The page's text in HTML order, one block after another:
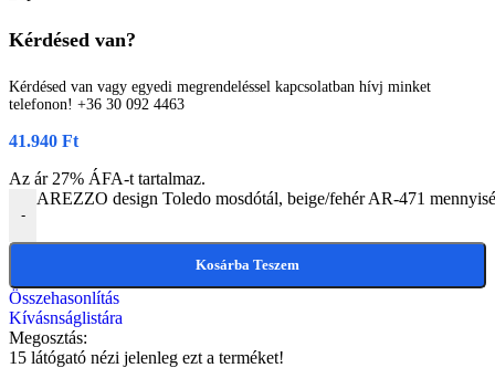
Kérdésed van?
Kérdésed van vagy egyedi megrendeléssel kapcsolatban hívj minket
telefonon! +36 30 092 4463
41.940 Ft
Az ár 27% ÁFA-t tartalmaz.
-
AREZZO design Toledo mosdótál, beige/fehér AR-471
Kosárba Teszem
Összehasonlítás
Kívásnságlistára
Megosztás:
15 látógató nézi jelenleg ezt a terméket!